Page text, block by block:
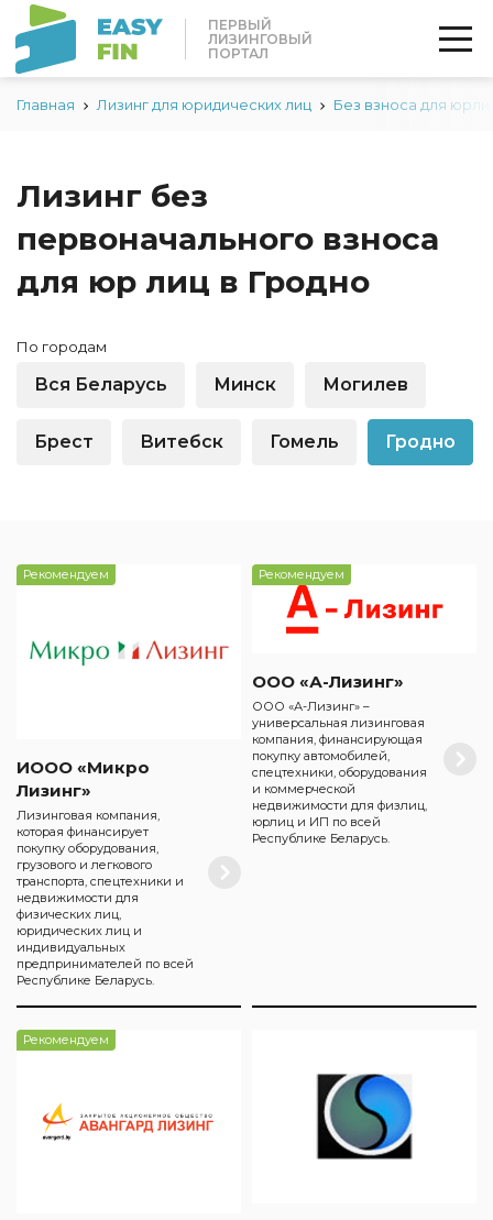
ПЕРВЫЙ
ЛИЗИНГОВЫЙ
ПОРТАЛ
Главная Лизинг для юридических лиц Без взноса для
Лизинг без
первоначального взноса
для юр лиц в Гродно
По городам
Вся Беларусь Минск Могилев
Брест Витебск Гомель Гродно
Рекомендуем
ИООО «Микро
Лизинг»
Лизинговая компания,
которая финансирует
покупку оборудования,
грузового и легкового
транспорта, спецтехники и
недвижимости для
физических лиц,
юридических лиц и
индивидуальных
предпринимателей по всей
Республике Беларусь.
Рекомендуем
ООО «А-Лизинг»
ООО «А-Лизинг» –
универсальная лизинговая
компания, финансирующая
покупку автомобилей,
спецтехники, оборудования
и коммерческой
недвижимости для физлиц,
юрлиц и ИП по всей
Республике Беларусь.
Рекомендуем